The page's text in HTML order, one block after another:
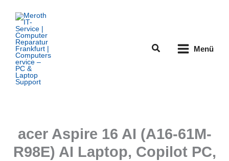
Inhalt
springen
Suchen Menü
acer Aspire 16 AI (A16-61M-
R98E) AI Laptop, Copilot PC,